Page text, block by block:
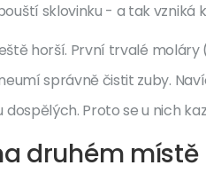
sklovinku - a tak vzniká
horší. První trvalé
správně čistit zuby.
dospělých. Proto se u nich
druhém